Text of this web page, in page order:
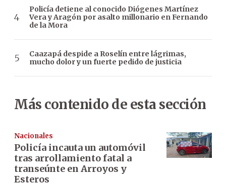
Policía detiene al conocido Diógenes Martínez
Vera y Aragón por asalto millonario en Fernando
de la Mora
Caazapá despide a Roselín entre lágrimas,
mucho dolor y un fuerte pedido de justicia
Más contenido de esta sección
Nacionales
Policía incauta un automóvil
tras arrollamiento fatal a
transeúnte en Arroyos y
Esteros